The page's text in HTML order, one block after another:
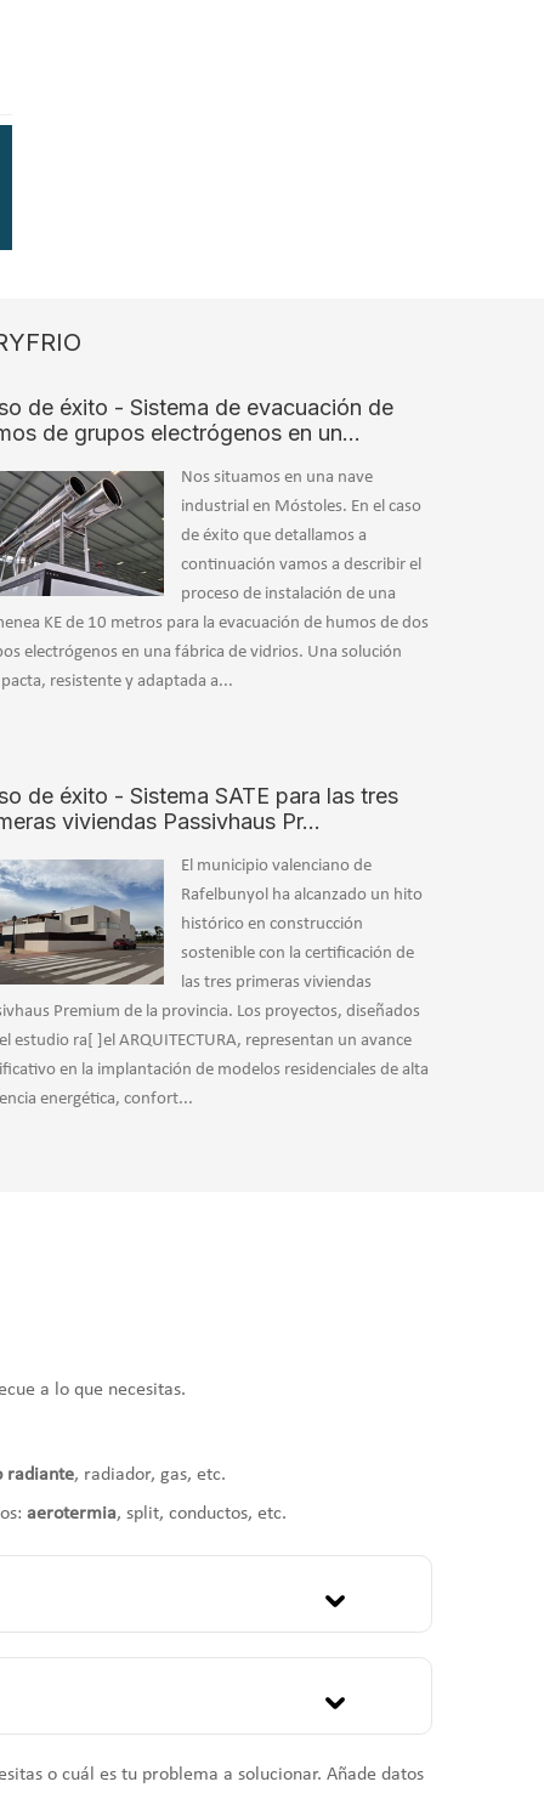
de éxito - Sistema de evacuación de
de grupos electrógenos en un…
Nos situamos en una nave
industrial en Móstoles. En el caso
de éxito que detallamos a
continuación vamos a describir el
proceso de instalación de una
KE de 10 metros para la evacuación de humos de dos
electrógenos en una fábrica de vidrios. Una solución
resistente y adaptada a...
de éxito - Sistema SATE para las tres
viviendas Passivhaus Pr…
El municipio valenciano de
Rafelbunyol ha alcanzado un hito
histórico en construcción
sostenible con la certificación de
las tres primeras viviendas
Premium de la provincia. Los proyectos, diseñados
estudio ra[ ]el ARQUITECTURA, representan un avance
en la implantación de modelos residenciales de alta
energética, confort...
a lo que necesitas.
radiante, radiador, gas, etc.
aerotermia, split, conductos, etc.
o cuál es tu problema a solucionar. Añade datos